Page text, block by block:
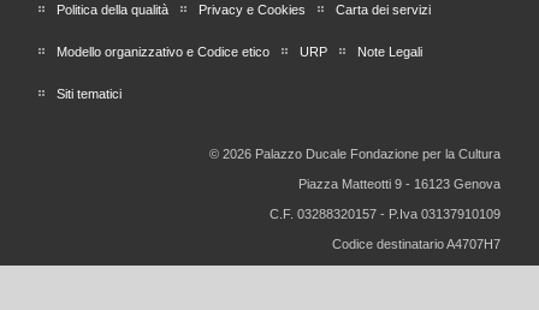
Politica della qualità Privacy e Cookies Carta dei servizi
Modello organizzativo e Codice etico URP Note Legali
Siti tematici
© 2026 Palazzo Ducale Fondazione per la Cultura
Piazza Matteotti 9 - 16123 Genova
C.F. 03288320157 - P.Iva 03137910109
Codice destinatario A4707H7